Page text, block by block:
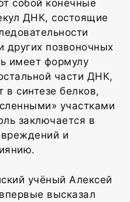
собой конечные
ДНК, состоящие
других позвоночных
имеет формулу
части ДНК,
синтезе белков,
участками
заключается в
и
учёный Алексей
высказал